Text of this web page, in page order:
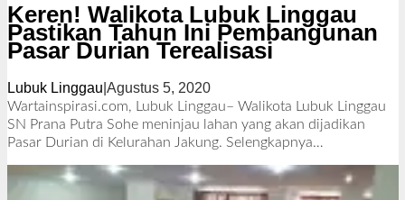
Keren! Walikota Lubuk Linggau
Pastikan Tahun Ini Pembangunan
Pasar Durian Terealisasi
Lubuk Linggau Agustus 5, 2020o
l
e
h
e
d
Wartainspirasi.com, Lubuk Linggau– Walikota Lubuk Linggau
SN Prana Putra Sohe meninjau lahan yang akan dijadikan
Pasar Durian di Kelurahan Jakung. Selengkapnya…